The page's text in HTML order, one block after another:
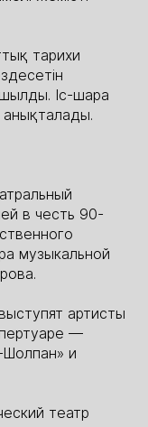
тарихи
Іс-шара
в честь 90-
музыкальной
артисты
—
и
театр